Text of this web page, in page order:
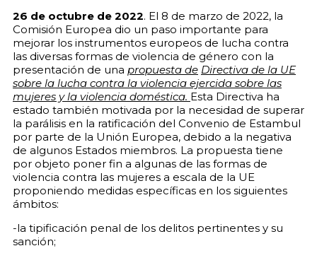
26 de octubre de 2022. El 8 de marzo de 2022, la
Comisión Europea dio un paso importante para
mejorar los instrumentos europeos de lucha contra
las diversas formas de violencia de género con la
presentación de una propuesta de Directiva de la UE
sobre la lucha contra la violencia ejercida sobre las
mujeres y la violencia doméstica. Esta Directiva ha
estado también motivada por la necesidad de superar
la parálisis en la ratificación del Convenio de Estambul
por parte de la Unión Europea, debido a la negativa
de algunos Estados miembros. La propuesta tiene
por objeto poner fin a algunas de las formas de
violencia contra las mujeres a escala de la UE
proponiendo medidas específicas en los siguientes
ámbitos:
-la tipificación penal de los delitos pertinentes y su
sanción;